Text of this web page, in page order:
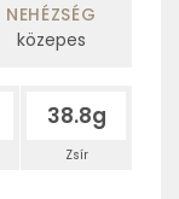
NEHÉZSÉG
közepes
38.8g
Zsír